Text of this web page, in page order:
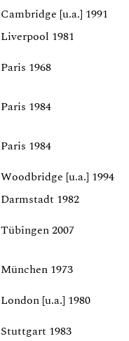
Cambridge [u.a.] 1991
Liverpool 1981
Paris 1968
Paris 1984
Paris 1984
Woodbridge [u.a.] 1994
Darmstadt 1982
Tübingen 2007
München 1973
London [u.a.] 1980
Stuttgart 1983